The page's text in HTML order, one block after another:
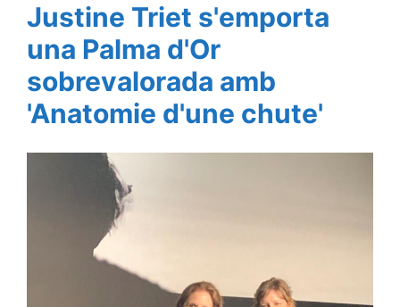
Justine Triet s'emporta
una Palma d'Or
sobrevalorada amb
'Anatomie d'une chute'